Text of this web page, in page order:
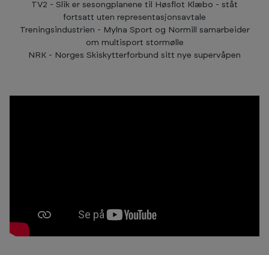
TV2 - Slik er sesongplanene til Høsflot Klæbo - ståt
fortsatt uten representasjonsavtale
Treningsindustrien - Mylna Sport og Normill samarbeider
om multisport stormølle
NRK - Norges Skiskytterforbund sitt nye supervåpen